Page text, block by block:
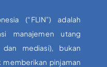
(“FLIN”) adalah
manajemen utang
dan mediasi), bukan
pinjaman